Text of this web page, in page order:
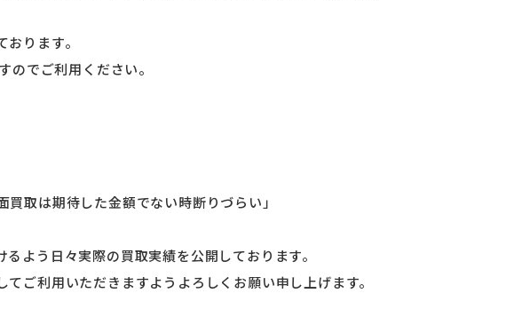
ります。
でご利用ください。
取は期待した金額でない時断りづらい」
よう日々実際の買取実績を公開しております。
ご利用いただきますようよろしくお願い申し上げます。